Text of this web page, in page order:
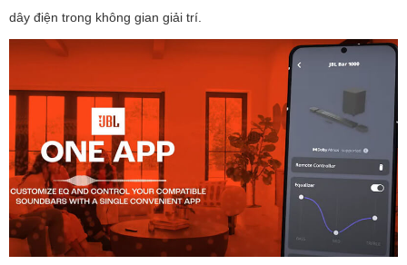
dây điện trong không gian giải trí.